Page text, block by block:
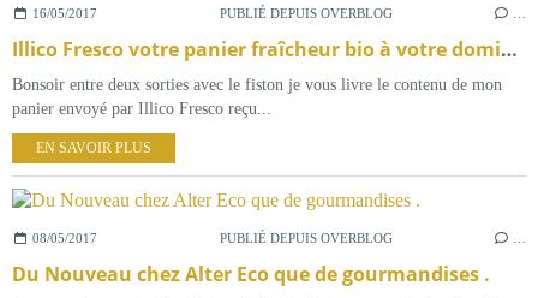
16/05/2017 PUBLIÉ DEPUIS OVERBLOG
Illico Fresco votre panier fraîcheur bio à votre domicile , je vous retrouve en cuisine en duo avec Les Délices de Clément .
Bonsoir entre deux sorties avec le fiston je vous livre le contenu de mon
panier envoyé par Illico Fresco reçu...
EN SAVOIR PLUS
08/05/2017 PUBLIÉ DEPUIS OVERBLOG
Du Nouveau chez Alter Eco que de gourmandises .